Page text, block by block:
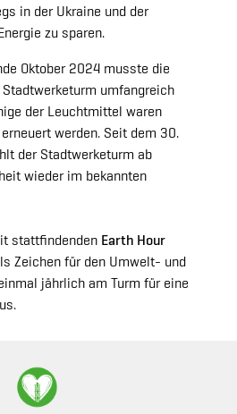
in der Ukraine und der
zu sparen.
Oktober 2024 musste die
umfangreich
der Leuchtmittel waren
werden. Seit dem 30.
der Stadtwerketurm ab
wieder im bekannten
stattfindenden Earth Hour
Zeichen für den Umwelt- und
jährlich am Turm für eine